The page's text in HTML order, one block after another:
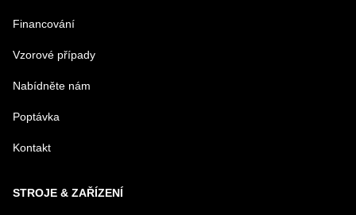
Financování
Vzorové případy
Nabídněte nám
Poptávka
Kontakt
STROJE & ZAŘÍZENÍ